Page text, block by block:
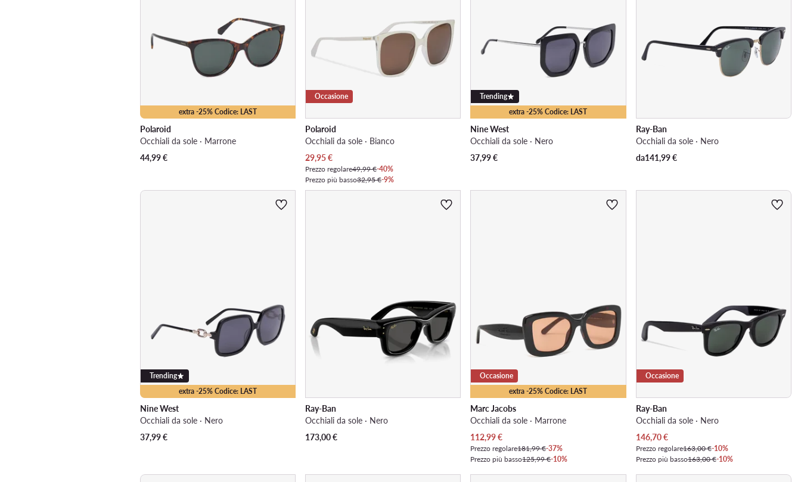
extra -25% Codice: LAST
Polaroid
Occhiali da sole · Marrone
44,99€
Occasione
Polaroid
Occhiali da sole · Bianco
Prezzo attuale
29,95€
Prezzo regolare49,99 €-40%
Prezzo più basso32,95 €-9%
extra -25% Codice: LAST
Trending
Nine West
Occhiali da sole · Nero
37,99€
Ray-Ban
Occhiali da sole · Nero
da141,99€
extra -25% Codice: LAST
Trending
Nine West
Occhiali da sole · Nero
37,99€
Ray-Ban
Occhiali da sole · Nero
173,00€
extra -25% Codice: LAST
Occasione
Marc Jacobs
Occhiali da sole · Marrone
Prezzo attuale
112,99€
Prezzo regolare181,99 €-37%
Prezzo più basso125,99 €-10%
Occasione
Ray-Ban
Occhiali da sole · Nero
Prezzo attuale
146,70€
Prezzo regolare163,00 €-10%
Prezzo più basso163,00 €-10%